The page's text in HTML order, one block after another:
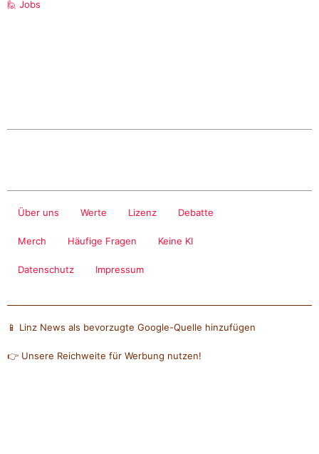
🙋 Jobs
Über uns Werte Lizenz Debatte
Merch Häufige Fragen Keine KI
Datenschutz Impressum
📱 Linz News als bevorzugte Google-Quelle hinzufügen
👉 Unsere Reichweite für Werbung nutzen!